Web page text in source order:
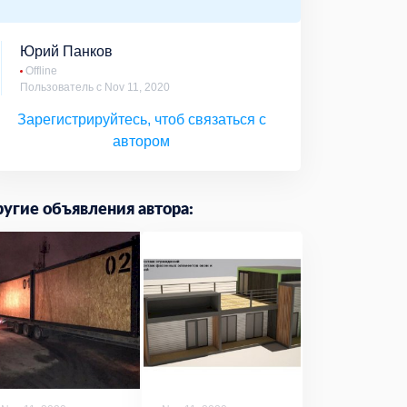
Юрий Панков
Offline
Пользователь с Nov 11, 2020
Зарегистрируйтесь, чтоб связаться с
автором
объявления автора: